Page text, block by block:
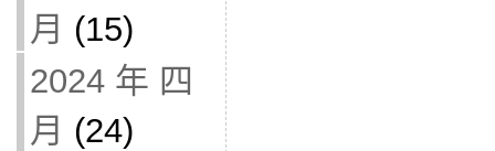
月 (15)
2024 年 四
月 (24)